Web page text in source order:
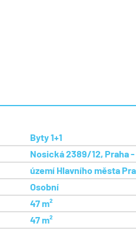
Byty 1+1
Nosická 2389/12, Praha
území Hlavního města
Osobní
47 m²
47 m²